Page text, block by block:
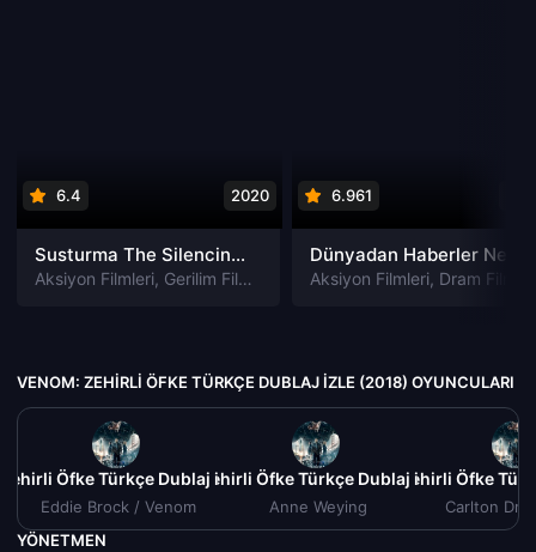
6.4 2020
Susturma The Silencing izle
Aksiyon Filmleri, Gerilim Filmleri Gizem Filmleri,Suç Filmleri
6.961
Aksiyon Filmleri, Dram Filmleri
VENOM: ZEHIRLI ÖFKE TÜRKÇE DUBLAJ IZLE (2018) OYUNCULARI
Öfke Türkçe Dublaj izle (2018)
Eddie Brock / Venom
Venom: Zehirli Öfke Türkçe Dublaj izle (2018)
Anne Weying
Venom: Zehirli Öfke
Carlton
YÖNETMEN